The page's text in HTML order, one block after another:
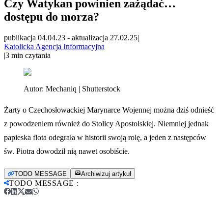
Czy Watykan powinien zażądać…
dostępu do morza?
publikacja 04.04.23 - aktualizacja 27.02.25|
Katolicka Agencja Informacyjna
|3 min czytania
Autor: Mechaniq | Shutterstock
Żarty o Czechosłowackiej Marynarce Wojennej można dziś odnieść
z powodzeniem również do Stolicy Apostolskiej. Niemniej jednak
papieska flota odegrała w historii swoją rolę, a jeden z następców
św. Piotra dowodził nią nawet osobiście.
TODO MESSAGE Archiwizuj artykuł
TODO MESSAGE :